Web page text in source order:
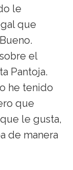
le
que
el
Pantoja.
he tenido
que
le gusta,
de manera